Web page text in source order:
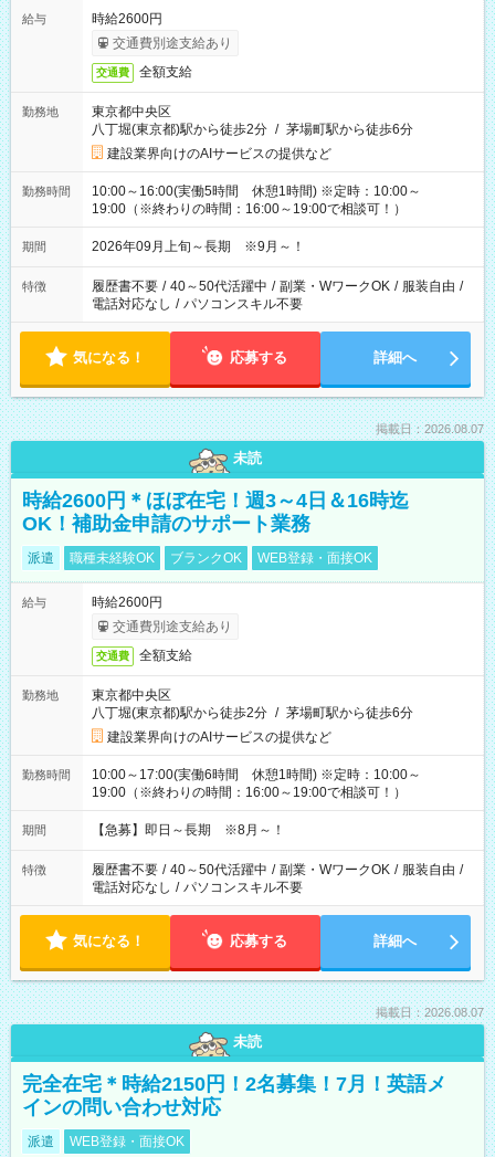
給与
時給2600円
交通費別途支給あり
交通費 全額支給
勤務地
東京都中央区
八丁堀(東京都)駅から徒歩2分 / 茅場町駅から徒歩6分
建設業界向けのAIサービスの提供など
勤務時間
10:00～16:00(実働5時間 休憩1時間) ※定時：10:00～
19:00（※終わりの時間：16:00～19:00で相談可！）
期間 2026年09月上旬～長期 ※9月～！
特徴 履歴書不要 / 40～50代活躍中 / 副業・WワークOK / 服装自由 /
電話対応なし / パソコンスキル不要
気になる！ 応募する 詳細へ
掲載日：2026.08.07
未読
時給2600円＊ほぼ在宅！週3～4日＆16時迄
OK！補助金申請のサポート業務
派遣 職種未経験OK ブランクOK WEB登録・面接OK
給与
時給2600円
交通費別途支給あり
交通費 全額支給
勤務地
東京都中央区
八丁堀(東京都)駅から徒歩2分 / 茅場町駅から徒歩6分
建設業界向けのAIサービスの提供など
勤務時間
10:00～17:00(実働6時間 休憩1時間) ※定時：10:00～
19:00（※終わりの時間：16:00～19:00で相談可！）
期間 【急募】即日～長期 ※8月～！
特徴 履歴書不要 / 40～50代活躍中 / 副業・WワークOK / 服装自由 /
電話対応なし / パソコンスキル不要
気になる！ 応募する 詳細へ
掲載日：2026.08.07
未読
完全在宅＊時給2150円！2名募集！7月！英語メ
インの問い合わせ対応
派遣 WEB登録・面接OK